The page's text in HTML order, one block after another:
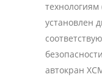
установлен
автокран